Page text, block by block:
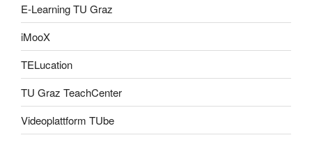
E-Learning TU Graz
iMooX
TELucation
TU Graz TeachCenter
Videoplattform TUbe